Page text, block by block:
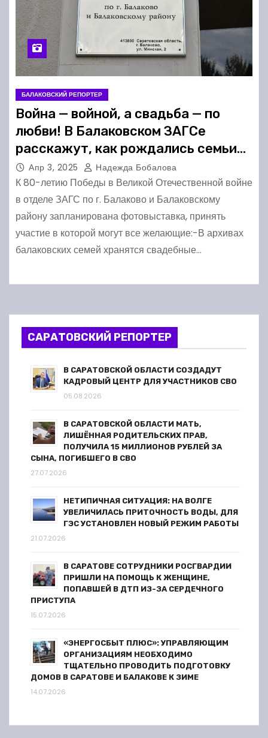
БАЛАКОВСКИЙ РЕПОРТЕР
Война — войной, а свадьба — по
любви! В Балаковском ЗАГСе
расскажут, как рождались семьи
ветеранов ВОВ
Апр 3, 2025 Надежда Бобалова
К 80-летию Победы в Великой Отечественной войне
в отделе ЗАГС по г. Балаково и Балаковскому
району запланирована фотовыставка, принять
участие в которой могут все желающие:-В архивах
балаковских семей хранятся свадебные…
САРАТОВСКИЙ РЕПОРТЕР
В САРАТОВСКОЙ ОБЛАСТИ СОЗДАДУТ
КАДРОВЫЙ ЦЕНТР ДЛЯ УЧАСТНИКОВ СВО
05.08.2026
В САРАТОВСКОЙ ОБЛАСТИ МАТЬ,
ЛИШЁННАЯ РОДИТЕЛЬСКИХ ПРАВ,
ПОЛУЧИЛА 15 МИЛЛИОНОВ РУБЛЕЙ ЗА
СЫНА, ПОГИБШЕГО В СВО
27.07.2026
НЕТИПИЧНАЯ СИТУАЦИЯ: НА ВОЛГЕ
УВЕЛИЧИЛАСЬ ПРИТОЧНОСТЬ ВОДЫ, ДЛЯ
ГЭС УСТАНОВЛЕН НОВЫЙ РЕЖИМ РАБОТЫ
21.07.2026
В САРАТОВЕ СОТРУДНИКИ РОСГВАРДИИ
ПРИШЛИ НА ПОМОЩЬ К ЖЕНЩИНЕ,
ПОПАВШЕЙ В ДТП ИЗ-ЗА СЕРДЕЧНОГО
ПРИСТУПА
15.07.2026
«ЭНЕРГОСБЫТ ПЛЮС»: УПРАВЛЯЮЩИМ
ОРГАНИЗАЦИЯМ НЕОБХОДИМО
ТЩАТЕЛЬНО ПРОВОДИТЬ ПОДГОТОВКУ
ДОМОВ В САРАТОВЕ И БАЛАКОВЕ К ЗИМЕ
14.07.2026